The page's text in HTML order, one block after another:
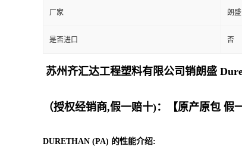
厂家 朗盛
是否进口 否
苏州齐汇达工程塑料有限公司销朗盛
（授权经销商,假一赔十)：【原产原包
DURETHAN (PA) 的性能介绍: